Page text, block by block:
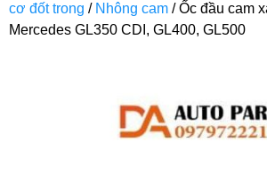
cơ đốt trong / Nhông cam / Ốc đầu cam
Mercedes GL350 CDI, GL400, GL500